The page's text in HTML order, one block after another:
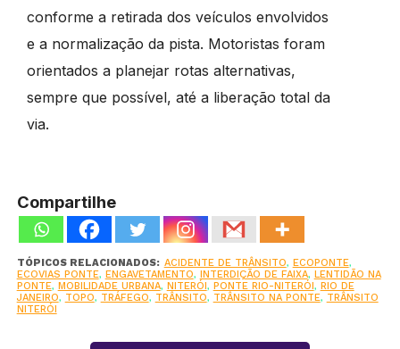
conforme a retirada dos veículos envolvidos
e a normalização da pista. Motoristas foram
orientados a planejar rotas alternativas,
sempre que possível, até a liberação total da
via.
Compartilhe
TÓPICOS RELACIONADOS: ACIDENTE DE TRÂNSITO, ECOPONTE,
ECOVIAS PONTE, ENGAVETAMENTO, INTERDIÇÃO DE FAIXA, LENTIDÃO NA
PONTE, MOBILIDADE URBANA, NITERÓI, PONTE RIO-NITERÓI, RIO DE
JANEIRO, TOPO, TRÁFEGO, TRÂNSITO, TRÂNSITO NA PONTE, TRÂNSITO
NITERÓI